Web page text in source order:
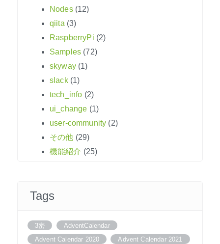
Nodes(12)
qiita (3)
RaspberryPi (2)
Samples (72)
skyway(1)
slack(1)
tech_info (2)
ui_change (1)
user-community (2)
その他 (29)
機能紹介 (25)
Tags
3密
AdventCalendar
Advent Calendar 2020
Advent Calendar 2021